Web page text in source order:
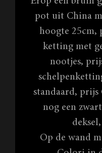
pot uit China
hoogte 25cm,
ketting met
nootjes,
standaard, prijs
nog een
Op de wand